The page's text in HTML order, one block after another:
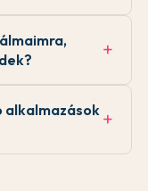
alkalmazások